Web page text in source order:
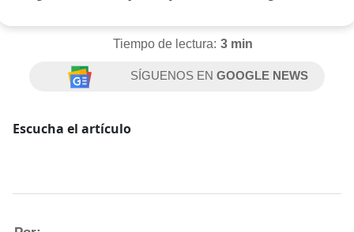
Tiempo de lectura: 3 min
SÍGUENOS ENGOOGLE NEWS
Escucha el artículo